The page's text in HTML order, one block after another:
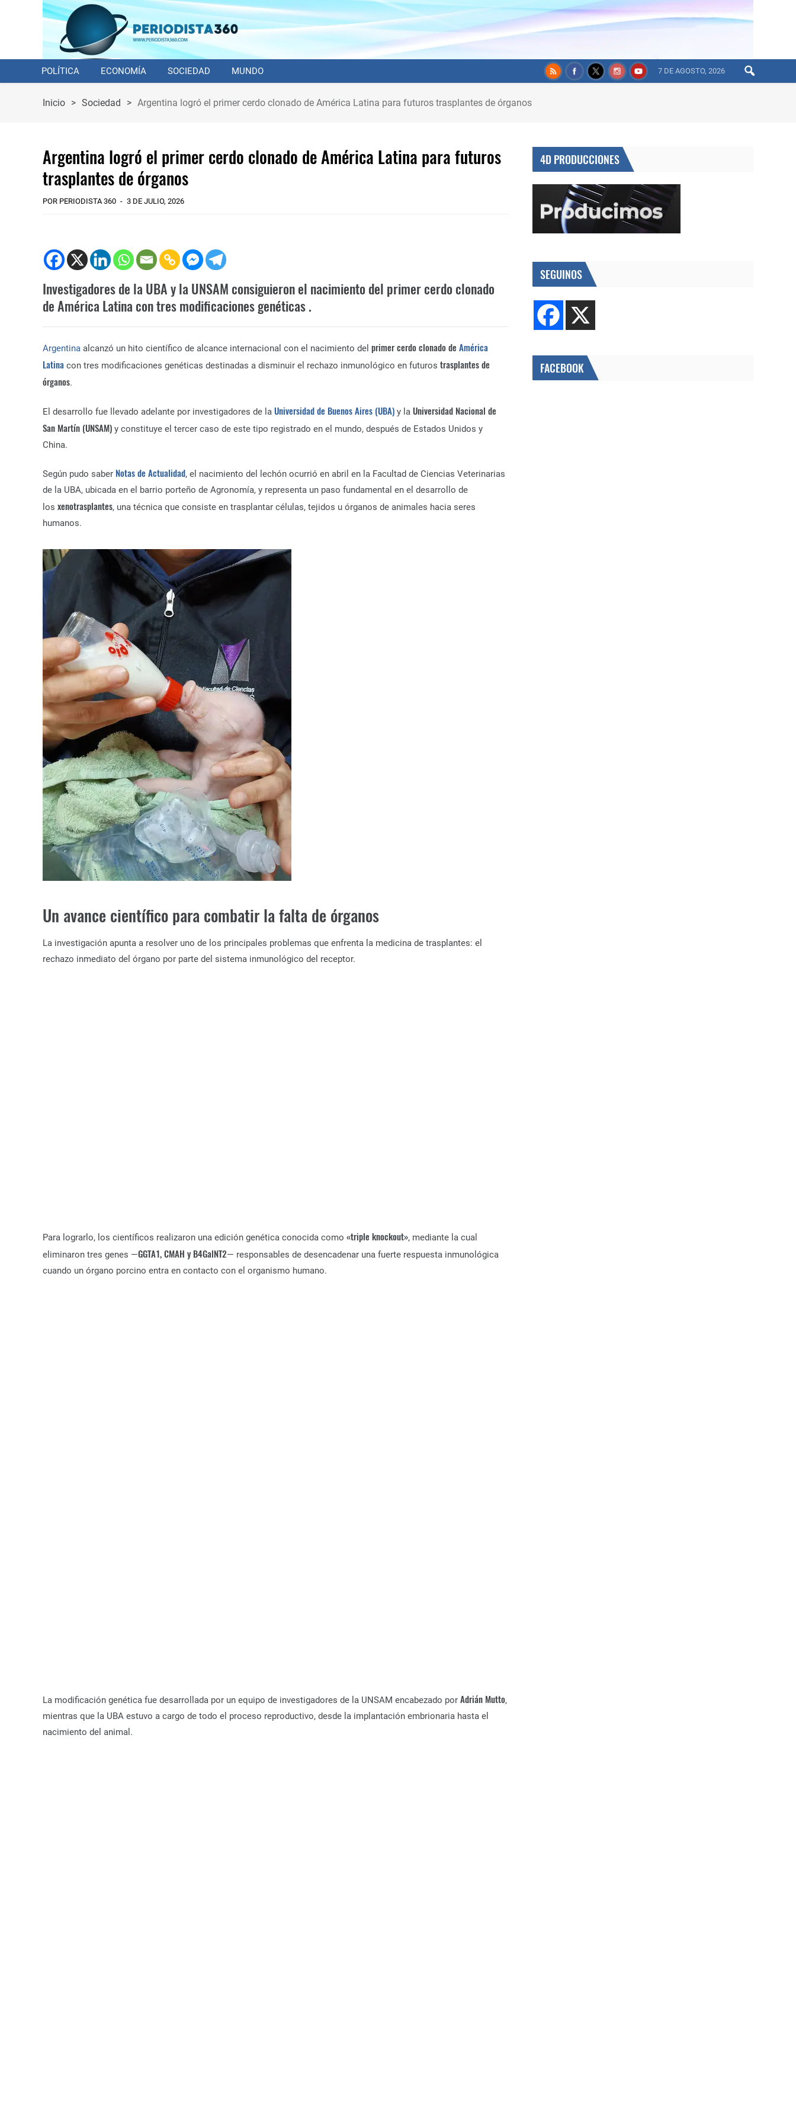
POLÍTICA ECONOMÍA SOCIEDAD MUNDO 7 DE AGOSTO, 2026
Inicio > Sociedad > Argentina logró el primer cerdo clonado de América Latina para futuros trasplantes de órganos
Argentina logró el primer cerdo clonado de América Latina para futuros
trasplantes de órganos
POR PERIODISTA 360 3 DE JULIO, 2026
Investigadores de la UBA y la UNSAM consiguieron el nacimiento del primer cerdo clonado
de América Latina con tres modificaciones genéticas .
Argentina alcanzó un hito científico de alcance internacional con el nacimiento del primer cerdo clonado de América
Latina con tres modificaciones genéticas destinadas a disminuir el rechazo inmunológico en futuros trasplantes de
órganos.
El desarrollo fue llevado adelante por investigadores de la Universidad de Buenos Aires (UBA) y la Universidad Nacional de
San Martín (UNSAM) y constituye el tercer caso de este tipo registrado en el mundo, después de Estados Unidos y
China.
Según pudo saber Notas de Actualidad, el nacimiento del lechón ocurrió en abril en la Facultad de Ciencias Veterinarias
de la UBA, ubicada en el barrio porteño de Agronomía, y representa un paso fundamental en el desarrollo de
los xenotrasplantes, una técnica que consiste en trasplantar células, tejidos u órganos de animales hacia seres
humanos.
Un avance científico para combatir la falta de órganos
La investigación apunta a resolver uno de los principales problemas que enfrenta la medicina de trasplantes: el
rechazo inmediato del órgano por parte del sistema inmunológico del receptor.
Para lograrlo, los científicos realizaron una edición genética conocida como «triple knockout», mediante la cual
eliminaron tres genes —GGTA1, CMAH y B4GalNT2— responsables de desencadenar una fuerte respuesta inmunológica
cuando un órgano porcino entra en contacto con el organismo humano.
La modificación genética fue desarrollada por un equipo de investigadores de la UNSAM encabezado por Adrián Mutto,
mientras que la UBA estuvo a cargo de todo el proceso reproductivo, desde la implantación embrionaria hasta el
nacimiento del animal.
4D PRODUCCIONES
SEGUINOS
FACEBOOK